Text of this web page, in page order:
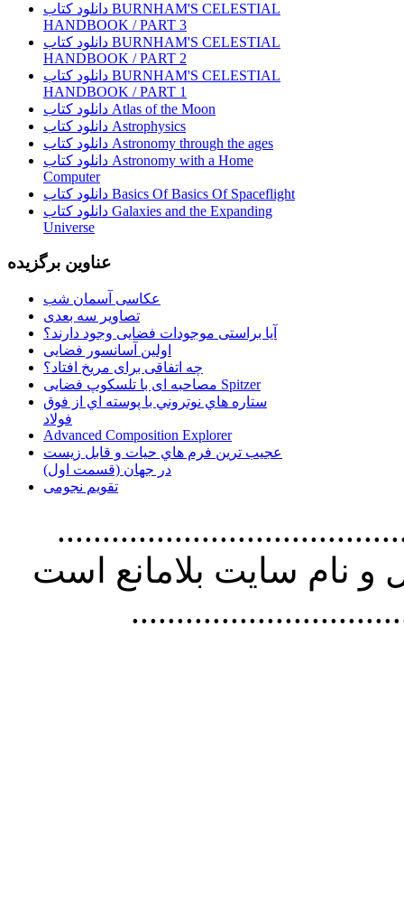
دانلود کتاب BURNHAM'S CELESTIAL
HANDBOOK / PART 3
دانلود کتاب BURNHAM'S CELESTIAL
HANDBOOK / PART 2
دانلود کتاب BURNHAM'S CELESTIAL
HANDBOOK / PART 1
دانلود کتاب Atlas of the Moon
دانلود کتاب Astrophysics
دانلود کتاب Astronomy through the ages
دانلود کتاب Astronomy with a Home
Computer
دانلود کتاب Basics Of Basics Of Spaceflight
دانلود کتاب Galaxies and the Expanding
Universe
عناوین برگزیده
عکاسی آسمان شب
تصاویر سه بعدی
آیا براستی موجودات فضایی وجود دارند؟
اولین آسانسور فضایی
چه اتفاقی برای مریخ افتاد؟
مصاحبه ای با تلسکوپ فضایی Spitzer
ستاره هاي نوتروني با پوسته اي از فوق
فولاد
Advanced Composition Explorer
عجیب ترین فرم هاي حيات و قابل زيست
در جهان (قسمت اول)
تقویم نجومی
استفاده از
نام سايت بلامانع است